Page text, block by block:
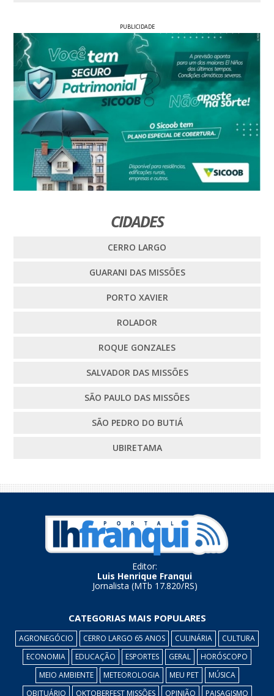
PUBLICIDADE
CIDADES
CERRO LARGO
GUARANI DAS MISSÕES
PORTO XAVIER
ROLADOR
ROQUE GONZALES
SALVADOR DAS MISSÕES
SÃO PAULO DAS MISSÕES
SÃO PEDRO DO BUTIÁ
UBIRETAMA
Editor:
Luis Henrique Franqui
Jornalista (MTb 17.820/RS)
CATEGORIAS MAIS POPULARES
AGRONEGÓCIO CERRO LARGO 65 ANOS CULINÁRIA
CULTURA
ECONOMIA
EDUCAÇÃO ESPORTES GERAL
HORÓSCOPO
MEIO AMBIENTE
METEOROLOGIA MEU PET
MÚSICA
OBITUÁRIO
OKTOBERFEST MISSÕES OPINIÃO PAISAGISMO